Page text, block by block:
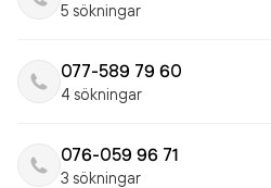
5 sökningar
077-589 79 60
4 sökningar
076-059 96 71
3 sökningar